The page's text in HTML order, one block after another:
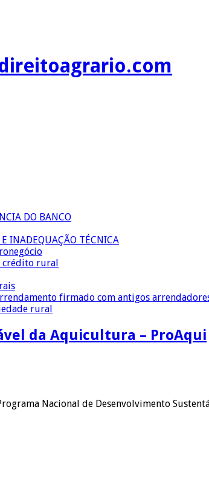
DO BANCO
INADEQUAÇÃO TÉCNICA
crédito rural
firmado com antigos
rural
da Aquicultura – ProAqui
Nacional de Desenvolvimento